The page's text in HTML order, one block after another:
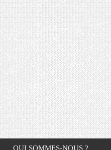
DES AUTRES, CE N’EST QUE LA
BOX DES MOIS DE
RISOTTO
QUI SOMMES-NOUS ?